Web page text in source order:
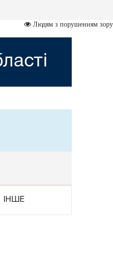
Людям з порушенням зору
ІНШЕ